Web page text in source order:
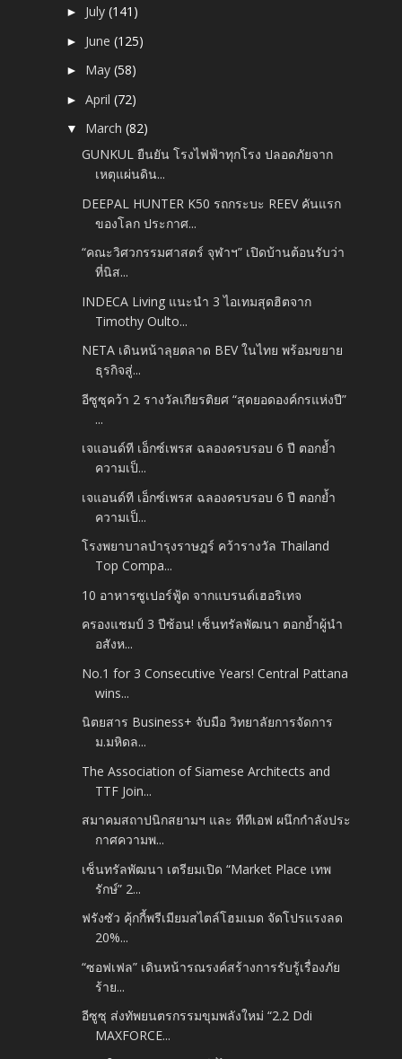
► July(141)
► June(125)
► May(58)
►April(72)
▼ March(82)
GUNKUL ยืนยัน โรงไฟฟ้าทุกโรง ปลอดภัยจาก
เหตุแผ่นดิน...
DEEPAL HUNTER K50 รถกระบะ REEV คันแรก
ของโลก ประกาศ...
“คณะวิศวกรรมศาสตร์ จุฬาฯ” เปิดบ้านต้อนรับว่า
ที่นิส...
INDECA Living แนะนำ 3 ไอเทมสุดฮิตจาก
Timothy Oulto...
NETA เดินหน้าลุยตลาด BEV ในไทย พร้อมขยาย
ธุรกิจสู่...
อีซูซุคว้า 2 รางวัลเกียรติยศ “สุดยอดองค์กรแห่งปี”
...
เจแอนด์ที เอ็กซ์เพรส ฉลองครบรอบ 6 ปี ตอกย้ำ
ความเป็...
เจแอนด์ที เอ็กซ์เพรส ฉลองครบรอบ 6 ปี ตอกย้ำ
ความเป็...
โรงพยาบาลบำรุงราษฎร์ คว้ารางวัล Thailand
Top Compa...
10 อาหารซูเปอร์ฟู้ด จากแบรนด์เฮอริเทจ
ครองแชมป์ 3 ปีซ้อน! เซ็นทรัลพัฒนา ตอกย้ำผู้นำ
อสังห...
No.1 for 3 Consecutive Years! Central Pattana
wins...
นิตยสาร Business+ จับมือ วิทยาลัยการจัดการ
ม.มหิดล...
The Association of Siamese Architects and
TTF Join...
สมาคมสถาปนิกสยามฯ และ ทีทีเอฟ ผนึกกำลังประ
กาศความพ...
เซ็นทรัลพัฒนา เตรียมเปิด “Market Place เทพ
รักษ์” 2...
ฟรังซัว คุ้กกี้พรีเมียมสไตล์โฮมเมด จัดโปรแรงลด
20%...
“ซอฟเฟล” เดินหน้ารณรงค์สร้างการรับรู้เรื่องภัย
ร้าย...
อีซูซุ ส่งทัพยนตรกรรมขุมพลังใหม่ “2.2 Ddi
MAXFORCE...